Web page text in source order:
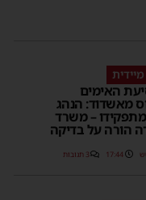
האימים
מאשדוד: הנהג
– משרד
הורה על בדיקה
17:44 3 תגובות